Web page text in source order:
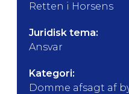
Retten i Horsens
Juridisk tema:
Ansvar
Kategori:
Domme afsagt af